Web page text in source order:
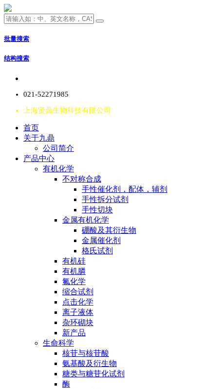
批量搜索
结构搜索
021-52271985
上海贤鼎生物科技有限公司
首页
关于九鼎
公司简介
产品中心
有机化学
不对称合成
手性催化剂，配体，辅剂
手性拆分试剂
手性切块
金属有机化学
硼酸及其衍生物
金属催化剂
格氏试剂
有机硅
有机膦
氟化学
缩合试剂
点击化学
离子液体
杂环砌块
新产品
生命科学
核苷与核苷酸
氨基酸及衍生物
糖类与糖苷化试剂
酶